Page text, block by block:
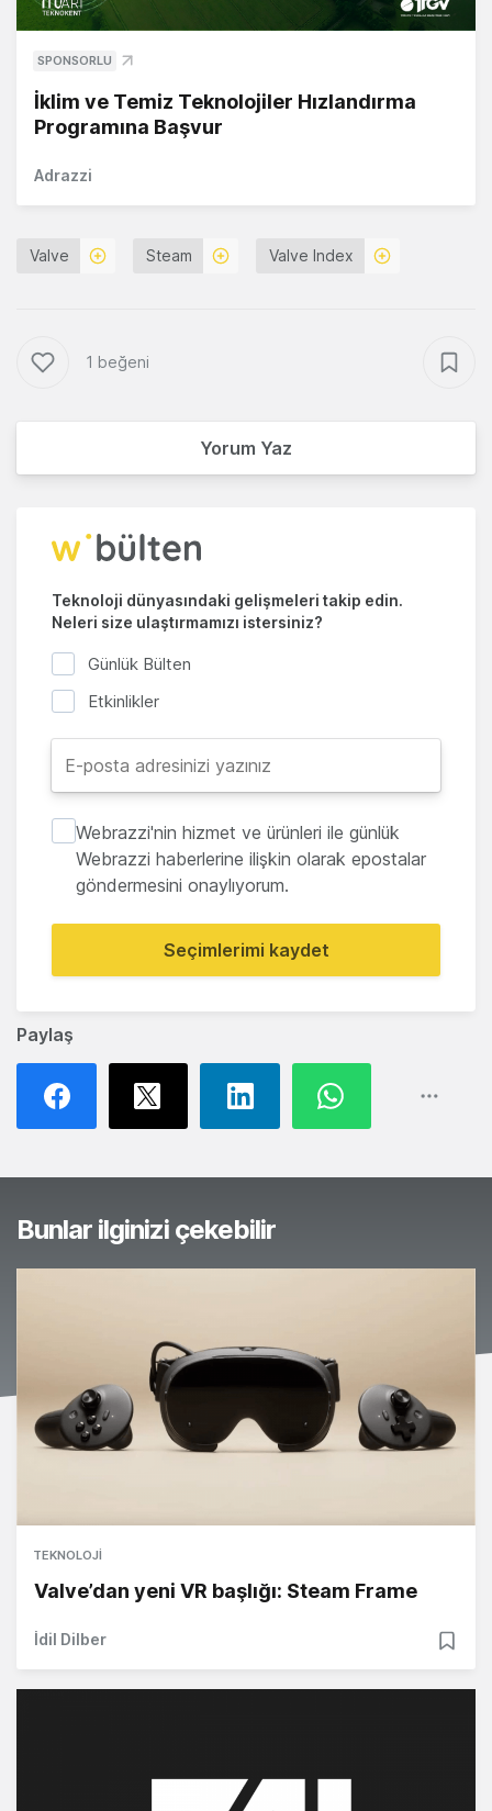
Paylaş
SPONSORLU
İklim ve Temiz Teknolojiler Hızlandırma
Programına Başvur
Adrazzi
Valve Steam Valve Index
1 beğeni
Yorum Yaz
Teknoloji dünyasındaki gelişmeleri takip edin.
Neleri size ulaştırmamızı istersiniz?
Günlük Bülten
Etkinlikler
Webrazzi'nin hizmet ve ürünleri ile günlük
Webrazzi haberlerine ilişkin olarak epostalar
göndermesini onaylıyorum.
Seçimlerimi kaydet
Bunlar ilginizi çekebilir
TEKNOLOJI
Valve’dan yeni VR başlığı: Steam Frame
İdil Dilber